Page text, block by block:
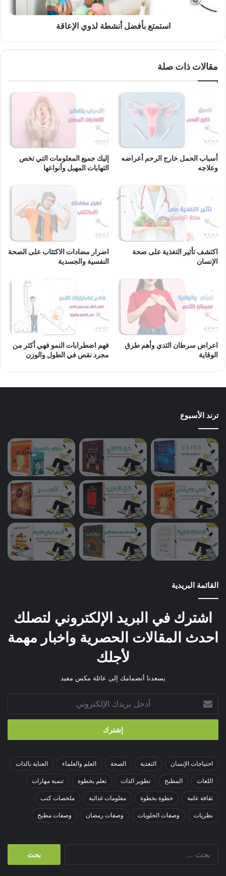
استمتع بأفضل أنشطة لذوي الإعاقة
مقالات ذات صلة
أسباب الحمل خارج الرحم أعراضه
وعلاجه
إليك جميع المعلومات التي تخص
التهابات المهبل وأنواعها
اكتشف تأثير التغذية على صحة
الإنسان
اضرار مضادات الاكتئاب على الصحة
النفسية والجسدية
اعراض سرطان الثدي وأهم طرق
الوقاية
فهم اضطرابات النمو فهي أكثر من
مجرد نقص في الطول والوزن
ترند الأسبوع
القائمة البريدية
اشترك في البريد الإلكتروني لتصلك
احدث المقالات الحصرية واخبار مهمة
لأجلك
يسعدنا أنضمامك إلى عائلة مكس مفيد
بريدك
الإلكتروني
احتياجات الإنسان التغذية الصحة العلم والعلماء العناية بالذات
اللغات المطبخ تطوير الذات تعلم بخطوة تنمية مهارات
ثقافة عامة خطوة بخطوة معلومات غذائية ملخصات كتب
نظريات وصفات الحلويات وصفات رمضان وصفات مطبخ